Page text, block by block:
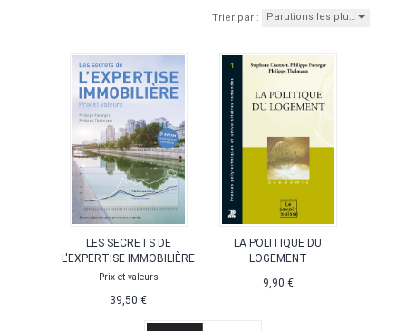
Trier par : Parutions les plu…
LES SECRETS DE
L'EXPERTISE IMMOBILIÈRE
Prix et valeurs
39,50 €
LA POLITIQUE DU
LOGEMENT
9,90 €